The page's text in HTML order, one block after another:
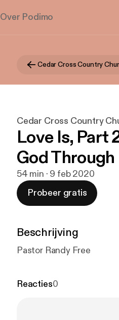
Over Podimo
Cedar Cross Country
Cedar Cross Country
Love Is, Part
God
54 min · 9 feb 2020
Probeer gratis
Beschrijving
Pastor Randy Free
Reacties0